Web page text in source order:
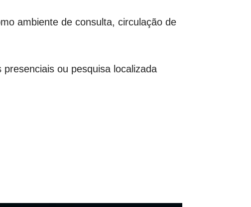
ambiente de consulta, circulação de
ou pesquisa localizada